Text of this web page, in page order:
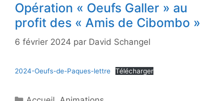
Opération « Oeufs Galler » au
profit des « Amis de Cibombo »
6 février 2024 par David Schangel
2024-Oeufs-de-Paques-lettre Télécharger
Catégories